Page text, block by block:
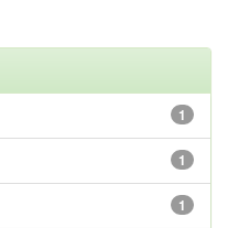
1
1
1